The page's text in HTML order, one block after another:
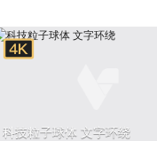
科技粒子球体 文字环绕